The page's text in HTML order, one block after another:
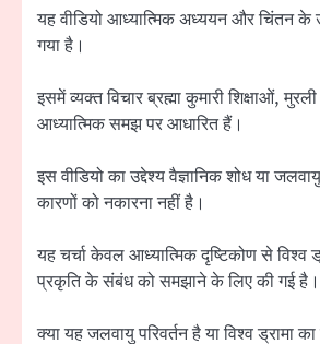
यह वीडियो आध्यात्मिक अध्ययन और चिंतन के
गया है।
इसमें व्यक्त विचार ब्रह्मा कुमारी शिक्षाओं,
आध्यात्मिक समझ पर आधारित हैं।
इस वीडियो का उद्देश्य वैज्ञानिक शोध या
कारणों को नकारना नहीं है।
यह चर्चा केवल आध्यात्मिक दृष्टिकोण से विश्व
प्रकृति के संबंध को समझाने के लिए की गई है।
क्या यह जलवायु परिवर्तन है या विश्व ड्रामा का